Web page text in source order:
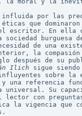
influida por las
que
escritor. En ella
burguesa
de una
la
después de su
Ilich sigue
sobre la
una referencia
Su
lector con
la vigencia que